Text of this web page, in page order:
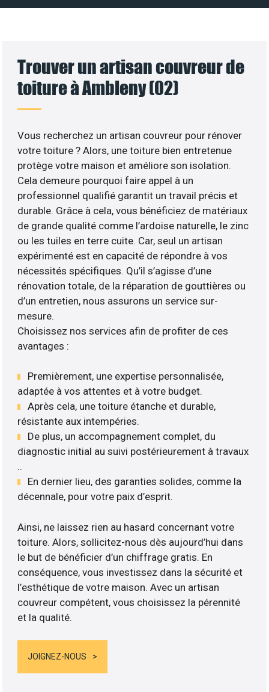
Trouver un artisan couvreur de
toiture à Ambleny (02)
Vous recherchez un artisan couvreur pour rénover
votre toiture ? Alors, une toiture bien entretenue
protège votre maison et améliore son isolation.
Cela demeure pourquoi faire appel à un
professionnel qualifié garantit un travail précis et
durable. Grâce à cela, vous bénéficiez de matériaux
de grande qualité comme l’ardoise naturelle, le zinc
ou les tuiles en terre cuite. Car, seul un artisan
expérimenté est en capacité de répondre à vos
nécessités spécifiques. Qu’il s’agisse d’une
rénovation totale, de la réparation de gouttières ou
d’un entretien, nous assurons un service sur-
mesure.
Choisissez nos services afin de profiter de ces
avantages :
Premièrement, une expertise personnalisée,
adaptée à vos attentes et à votre budget.
Après cela, une toiture étanche et durable,
résistante aux intempéries.
De plus, un accompagnement complet, du
diagnostic initial au suivi postérieurement à travaux
..
En dernier lieu, des garanties solides, comme la
décennale, pour votre paix d’esprit.
Ainsi, ne laissez rien au hasard concernant votre
toiture. Alors, sollicitez-nous dès aujourd’hui dans
le but de bénéficier d’un chiffrage gratis. En
conséquence, vous investissez dans la sécurité et
l’esthétique de votre maison. Avec un artisan
couvreur compétent, vous choisissez la pérennité
et la qualité.
JOIGNEZ-NOUS